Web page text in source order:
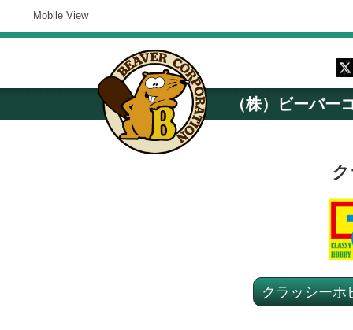
Mobile View
（株）ビーバー
クラッシーホ